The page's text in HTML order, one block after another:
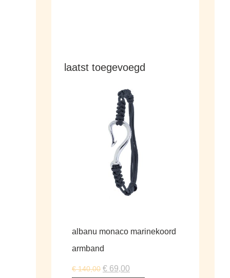
laatst toegevoegd
albanu monaco marinekoord
armband
€140,00 € 69,00